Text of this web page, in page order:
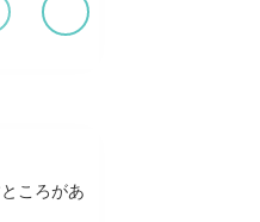
ころがあ